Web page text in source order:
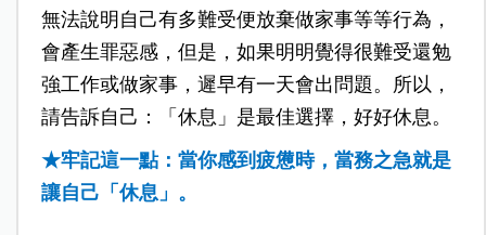
無法說明自己有多難受便放棄做家事等等行為，
會產生罪惡感，但是，如果明明覺得很難受還勉
強工作或做家事，遲早有一天會出問題。所以，
請告訴自己：「休息」是最佳選擇，好好休息。
★牢記這一點： 當你感到疲憊時， 當務之急就是
讓自己「休息」。